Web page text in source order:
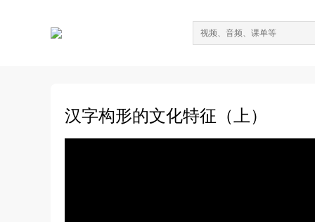
汉字构形的文化特征（上）